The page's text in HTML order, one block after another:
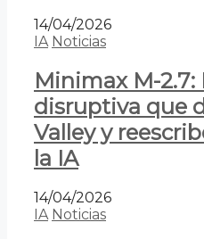
14/04/2026
IA Noticias
Minimax M-
disruptiva que
Valley y
la IA
14/04/2026
IA Noticias